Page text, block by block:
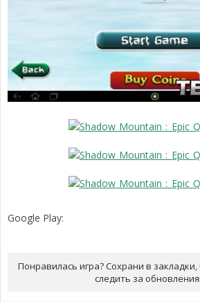
Google Play:
Понравилась игра? Сохрани в
следить за